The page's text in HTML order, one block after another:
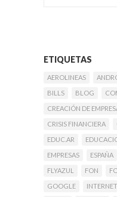
ETIQUETAS
AEROLINEAS
BILLS
BLOG
CREACIÓN DE
CRISIS FINANCIERA
EDUC.AR
EMPRESAS
ESPAÑA
FLYAZUL
FON
GOOGLE
INTERNET